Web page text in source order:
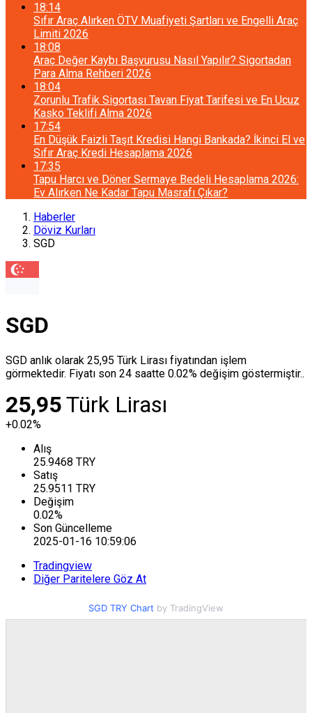
18:14
Sıfır Araç Alırken ÖTV Muafiyeti Şartları ve Engelli Araç
Limiti 2026
18:08
Araç Değer Kaybı Başvurusu Nasıl Yapılır? Sigortadan
Para Alma Rehberi 2026
18:04
Zorunlu Trafik Sigortası Tavan Fiyat Tarifesi ve En Ucuz
Kasko Teklifi Alma 2026
17:54
En Düşük Faizli Taşıt Kredisi Hangi Bankada? İkinci El ve
Sıfır Araç Kredi Hesaplama 2026
17:35
Tapu Harcı ve Döner Sermaye Bedeli Hesaplama 2026:
Ev Alırken Ne Kadar Tapu Masrafı Çıkar?
Haberler
Döviz Kurları
SGD
SGD
SGD anlık olarak 25,95 Türk Lirası fiyatından işlem
görmektedir. Fiyatı son 24 saatte 0.02% değişim göstermiştir..
25,95Türk Lirası
+0.02%
Alış
25.9468 TRY
Satış
25.9511 TRY
Değişim
0.02%
Son Güncelleme
2025-01-16 10:59:06
Tradingview
Diğer Paritelere Göz At
SGD TRY Chart by TradingView